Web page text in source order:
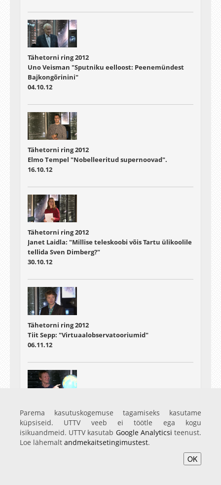
Tähetorni ring 2012
Uno Veisman "Sputniku eelloost: Peenemündest
Bajkongõrinini"
04.10.12
Tähetorni ring 2012
Elmo Tempel "Nobelleeritud supernoovad".
16.10.12
Tähetorni ring 2012
Janet Laidla: "Millise teleskoobi võis Tartu ülikoolile
tellida Sven Dimberg?"
30.10.12
Tähetorni ring 2012
Tiit Sepp: "Virtuaalobservatooriumid"
06.11.12
Hillar Uudevald "Dimensioonid"
20.11.12
Parema kasutuskogemuse tagamiseks kasutame
küpsiseid. UTTV veeb ei töötle ega kogu
isikuandmeid. UTTV kasutab Google Analyticsi teenust.
Loe lähemalt andmekaitsetingimustest.
OK